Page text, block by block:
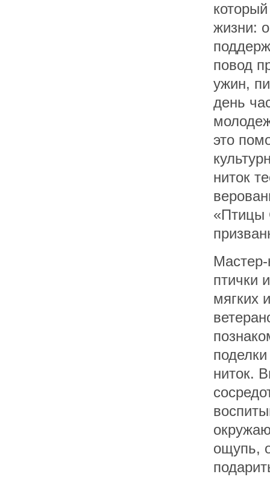
жизни:
повод
ужин,
день
это
ниток
«Птицы
птички
мягких
ниток.
ощупь,